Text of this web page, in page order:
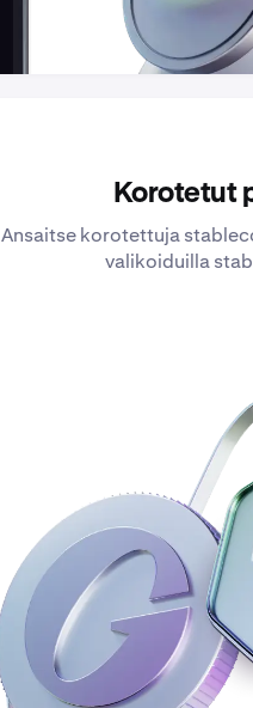
Korotetut
Ansaitse korotettuja
valikoiduilla